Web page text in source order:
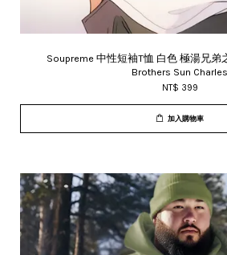
Soupreme 中性短袖T恤 白色 極湯兄弟
Brothers Sun Charles
NT$ 399
加入購物車